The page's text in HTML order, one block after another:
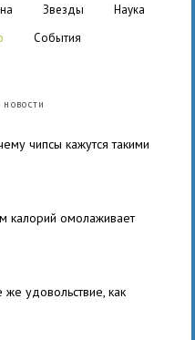
звезды
наука
события
чипсы кажутся такими
калорий омолаживает
же удовольствие, как